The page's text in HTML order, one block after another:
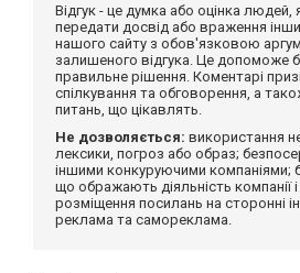
Відгук - це думка або оцінка людей,
передати досвід або враження
нашого сайту з обов'язковою
залишеного відгука. Це допоможе
правильне рішення. Коментарі
спілкування та обговорення, а
питань, що цікавлять.
Не дозволяється: використання
лексики, погроз або образ;
іншими конкуруючими компаніями;
що ображають діяльність компанії і
розміщення посилань на сторонні
реклама та самореклама.